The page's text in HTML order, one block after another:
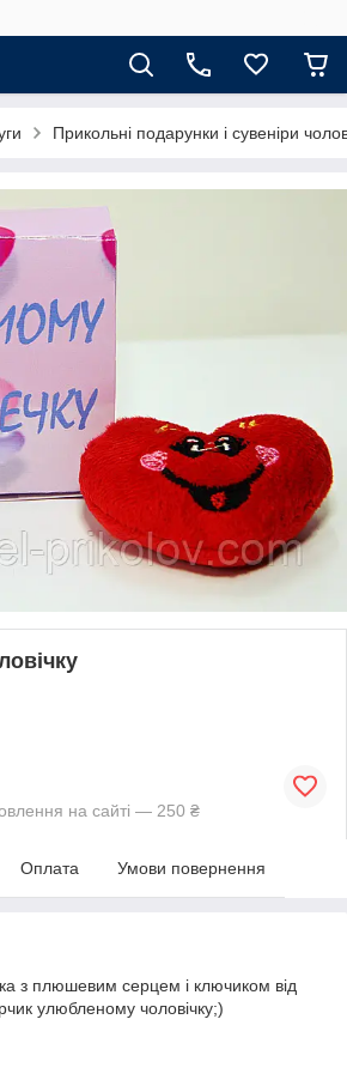
Прикольні подарунки і сувеніри
на сайті — 250 ₴
Оплата Умови повернення
з плюшевим серцем і ключиком від
улюбленому чоловічку;)